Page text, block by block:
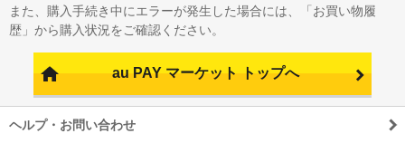
また、購入手続き中にエラーが発生した場合には、「お買い物履
歴」から購入状況をご確認ください。
au PAY マーケット トップへ
ヘルプ・お問い合わせ